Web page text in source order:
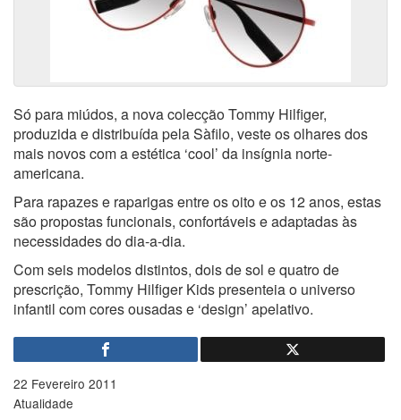
Só para miúdos, a nova colecção Tommy Hilfiger,
produzida e distribuída pela Sàfilo, veste os olhares dos
mais novos com a estética ‘cool’ da insígnia norte-
americana.
Para rapazes e raparigas entre os oito e os 12 anos, estas
são propostas funcionais, confortáveis e adaptadas às
necessidades do dia-a-dia.
Com seis modelos distintos, dois de sol e quatro de
prescrição, Tommy Hilfiger Kids presenteia o universo
infantil com cores ousadas e ‘design’ apelativo.
22 Fevereiro 2011
Atualidade